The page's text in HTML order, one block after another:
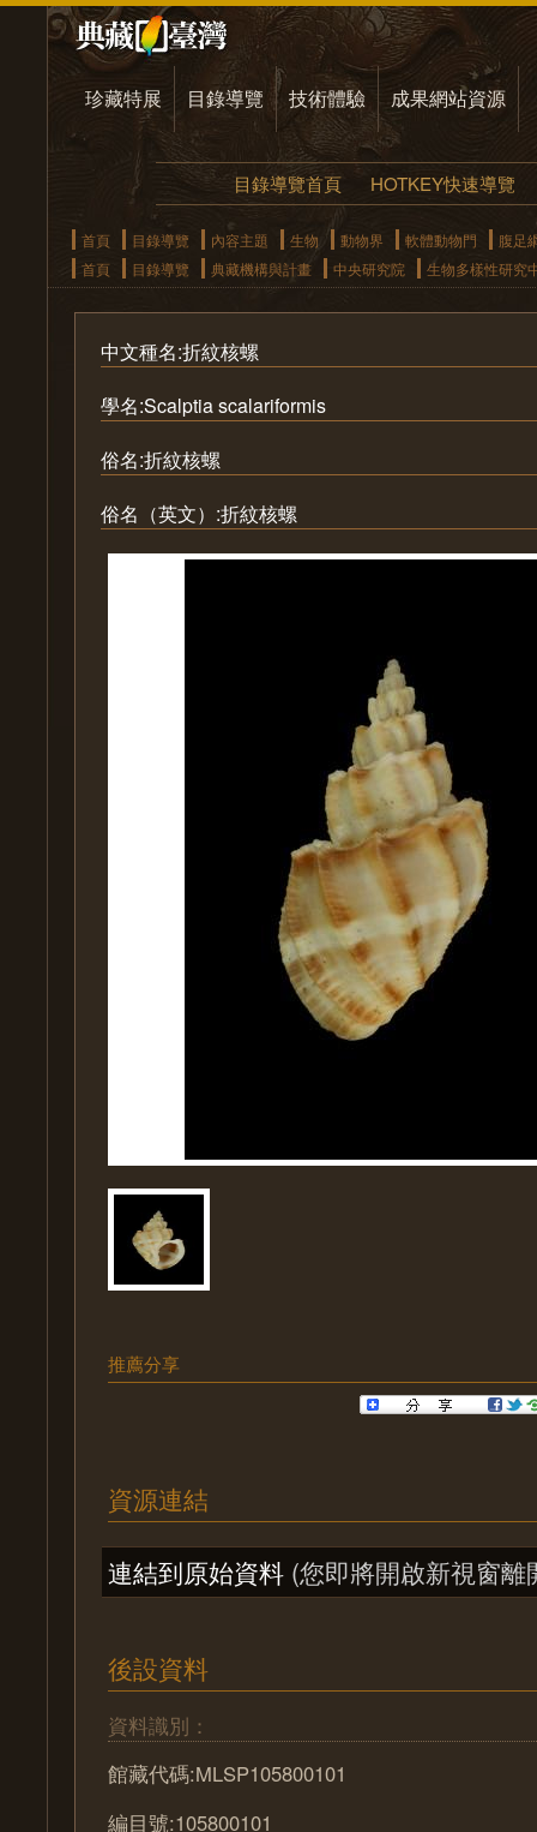
珍藏特展 目錄導覽 技術體驗 成果網站資源
目錄導覽首頁 HOTKEY快速導覽
首頁 目錄導覽 內容主題 生物 動物界 軟體動物門
腹足
首頁
目錄導覽 典藏機構與計畫 中央研究院 生物多樣性研究
中文種名:折紋核螺
學名:Scalptia scalariformis
俗名:折紋核螺
俗名（英文）:折紋核螺
推薦分享
資源連結
連結到原始資料 (您即將開啟新視窗離
後設資料
資料識別：
館藏代碼:MLSP105800101
編目號:105800101